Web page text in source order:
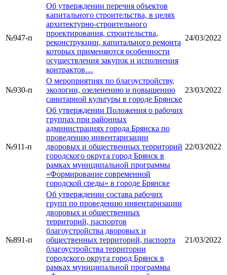
№947-п
Об утверждении перечня объектов
капитального строительства, в целях
архитектурно-строительного
проектирования, строительства,
реконструкции, капитального ремонта
которых применяются особенности
осуществления закупок и исполнения
контрактов…
24/03/2022
№930-п
О мероприятиях по благоустройству,
экологии, озеленению и повышению
санитарной культуры в городе Брянске
23/03/2022
№911-п
Об утверждении Положения о рабочих
группах при районных
администрациях города Брянска по
проведению инвентаризации
дворовых и общественных территорий
городского округа город Брянск в
рамках муниципальной программы
«Формирование современной
городской среды» в городе Брянске
22/03/2022
№891-п
Об утверждении состава рабочих
групп по проведению инвентаризации
дворовых и общественных
территорий, паспортов
благоустройства дворовых и
общественных территорий, паспорта
благоустройства территории
городского округа город Брянск в
рамках муниципальной программы
21/03/2022